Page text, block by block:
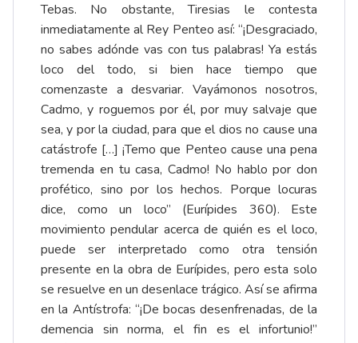
Tebas. No obstante, Tiresias le contesta
inmediatamente al Rey Penteo así: “¡Desgraciado,
no sabes adónde vas con tus palabras! Ya estás
loco del todo, si bien hace tiempo que
comenzaste a desvariar. Vayámonos nosotros,
Cadmo, y roguemos por él, por muy salvaje que
sea, y por la ciudad, para que el dios no cause una
catástrofe […] ¡Temo que Penteo cause una pena
tremenda en tu casa, Cadmo! No hablo por don
profético, sino por los hechos. Porque locuras
dice, como un loco” (Eurípides 360). Este
movimiento pendular acerca de quién es el loco,
puede ser interpretado como otra tensión
presente en la obra de Eurípides, pero esta solo
se resuelve en un desenlace trágico. Así se afirma
en la Antístrofa: “¡De bocas desenfrenadas, de la
demencia sin norma, el fin es el infortunio!”